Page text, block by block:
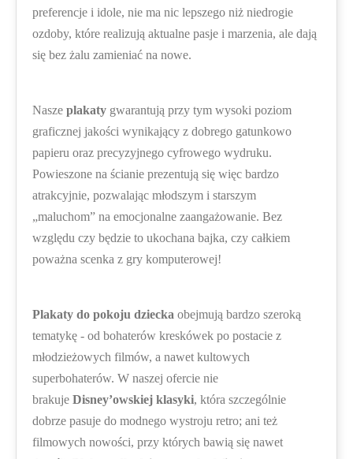
preferencje i idole, nie ma nic lepszego niż niedrogie
ozdoby, które realizują aktualne pasje i marzenia, ale dają
się bez żalu zamieniać na nowe.
Nasze plakaty gwarantują przy tym wysoki poziom
graficznej jakości wynikający z dobrego gatunkowo
papieru oraz precyzyjnego cyfrowego wydruku.
Powieszone na ścianie prezentują się więc bardzo
atrakcyjnie, pozwalając młodszym i starszym
„maluchom” na emocjonalne zaangażowanie. Bez
względu czy będzie to ukochana bajka, czy całkiem
poważna scenka z gry komputerowej!
Plakaty do pokoju dziecka obejmują bardzo szeroką
tematykę - od bohaterów kreskówek po postacie z
młodzieżowych filmów, a nawet kultowych
superbohaterów. W naszej ofercie nie
brakuje Disney’owskiej klasyki, która szczególnie
dobrze pasuje do modnego wystroju retro; ani też
filmowych nowości, przy których bawią się nawet